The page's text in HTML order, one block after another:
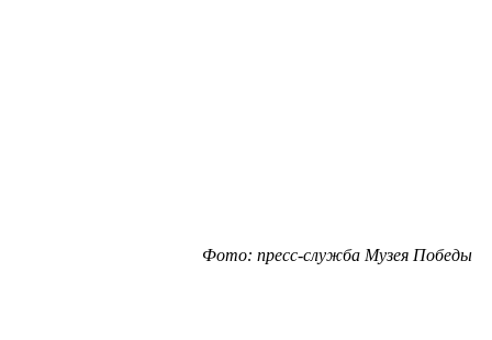
Фото: пресс-служба Музея Победы